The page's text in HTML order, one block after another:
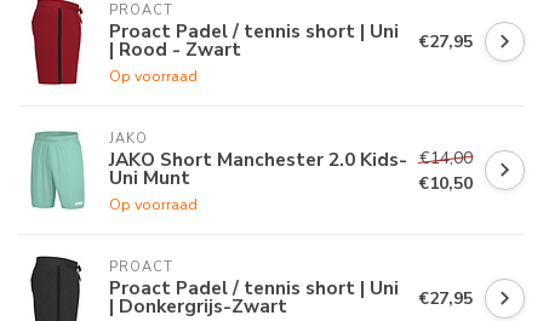
PROACT
Proact Padel / tennis short | Uni
| Rood - Zwart
Op voorraad
€27,95
JAKO
JAKO Short Manchester 2.0 Kids-
Uni Munt
Op voorraad
€14,00
€10,50
PROACT
Proact Padel / tennis short | Uni
| Donkergrijs-Zwart €27,95